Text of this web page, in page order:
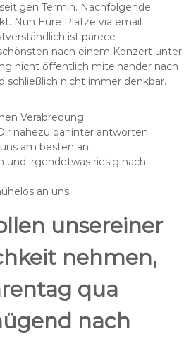
Termin. Nachfolgende
Nun Eure Plätze via email
ist parece
nach einem Konzert unter
nicht öffentlich miteinander nach
schließlich nicht immer denkbar.
Verabredung.
nahezu dahinter antworten.
am besten an.
und irgendetwas riesig nach
an uns.
unsereiner
nehmen,
qua
nach